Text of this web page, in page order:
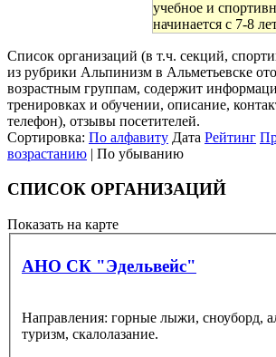
учебное и
начинается с 7-8
Список организаций (в т.ч. секций,
из рубрики Альпинизм в Альметьевске
возрастным группам, содержит
тренировках и обучении, описание,
телефон), отзывы посетителей.
Сортировка: По алфавиту Дата Рейтинг
возрастанию | По убыванию
СПИСОК ОРГАНИЗАЦИЙ
Показать на карте
АНО СК "Эдельвейс"
Направления: горные лыжи, сноуборд,
туризм, скалолазание.